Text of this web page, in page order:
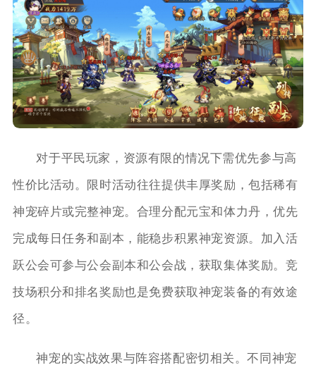
对于平民玩家，资源有限的情况下需优先参与高
性价比活动。限时活动往往提供丰厚奖励，包括稀有
神宠碎片或完整神宠。合理分配元宝和体力丹，优先
完成每日任务和副本，能稳步积累神宠资源。加入活
跃公会可参与公会副本和公会战，获取集体奖励。竞
技场积分和排名奖励也是免费获取神宠装备的有效途
径。
神宠的实战效果与阵容搭配密切相关。不同神宠